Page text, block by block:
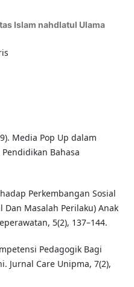
Islam nahdlatul Ulama
Media Pop Up dalam
Bahasa
Perkembangan Sosial
Dan Masalah Perilaku) Anak
5(2), 137–144.
Pedagogik Bagi
Jurnal Care Unipma, 7(2),